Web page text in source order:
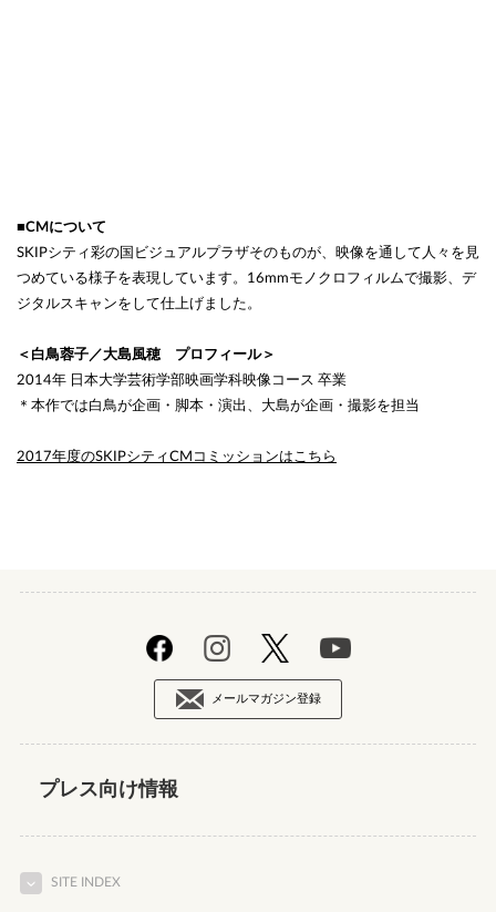
■CMについて
SKIPシティ彩の国ビジュアルプラザそのものが、映像を通して人々を見
つめている様子を表現しています。16mmモノクロフィルムで撮影、デ
ジタルスキャンをして仕上げました。
＜白鳥蓉子／大島風穂 プロフィール＞
2014年 日本大学芸術学部映画学科映像コース 卒業
＊本作では白鳥が企画・脚本・演出、大島が企画・撮影を担当
2017年度のSKIPシティCMコミッションはこちら
メールマガジン登録
プレス向け情報
SITE INDEX